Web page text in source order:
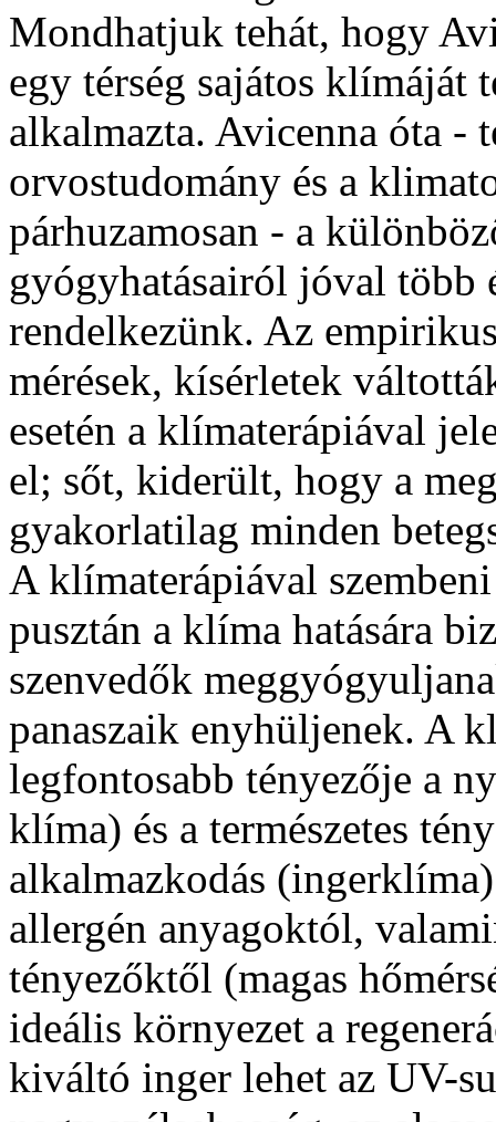
Mondhatjuk tehát, hogy
egy térség sajátos klímáját
alkalmazta. Avicenna óta -
orvostudomány és a
párhuzamosan - a
gyógyhatásairól jóval több
rendelkezünk. Az
mérések, kísérletek
esetén a klímaterápiával
el; sőt, kiderült, hogy a
gyakorlatilag minden
A klímaterápiával
pusztán a klíma hatására
szenvedők
panaszaik enyhüljenek. A
legfontosabb tényezője a
klíma) és a természetes
alkalmazkodás
allergén anyagoktól,
tényezőktől (magas
ideális környezet a
kiváltó inger lehet az UV-